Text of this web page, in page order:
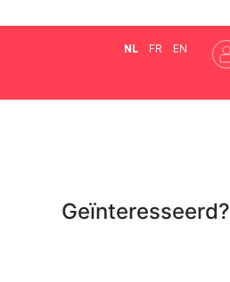
NL FR EN
Geïnteresseerd?